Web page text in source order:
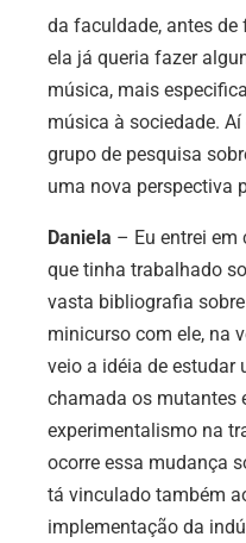
da faculdade, antes
ela já queria fazer
música, mais
música à sociedade.
grupo de pesquisa
uma nova perspectiva
Daniela – Eu entrei
que tinha trabalhado
vasta bibliografia
minicurso com ele, na
veio a idéia de estudar
chamada os mutantes
experimentalismo na
ocorre essa mudança
tá vinculado também
implementação da